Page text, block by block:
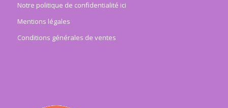
Notre politique de confidentialité ici
Mentions légales
Conditions générales de ventes